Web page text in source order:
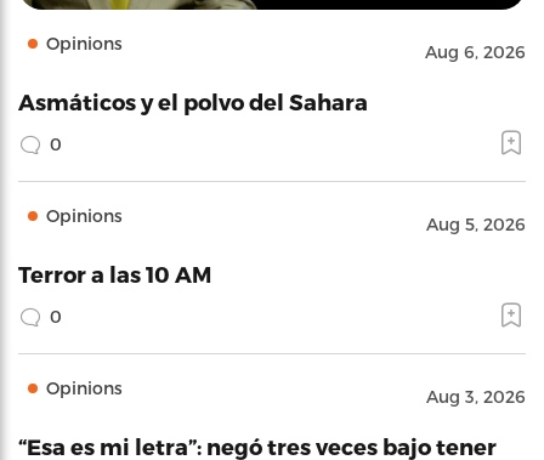
Opinions Aug 6, 2026
Asmáticos y el polvo del Sahara
0
Opinions Aug 5, 2026
Terror a las 10 AM
0
Opinions Aug 3, 2026
“Esa es mi letra”: negó tres veces bajo tener